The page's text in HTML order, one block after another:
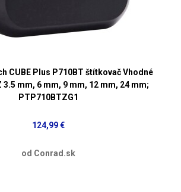
CUBE Plus P710BT štítkovač Vhodné
3.5 mm, 6 mm, 9 mm, 12 mm, 24 mm;
PTP710BTZG1
124,99 €
od Conrad.sk